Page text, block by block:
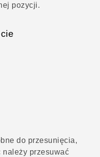
pozycji.
do przesunięcia,
należy przesuwać